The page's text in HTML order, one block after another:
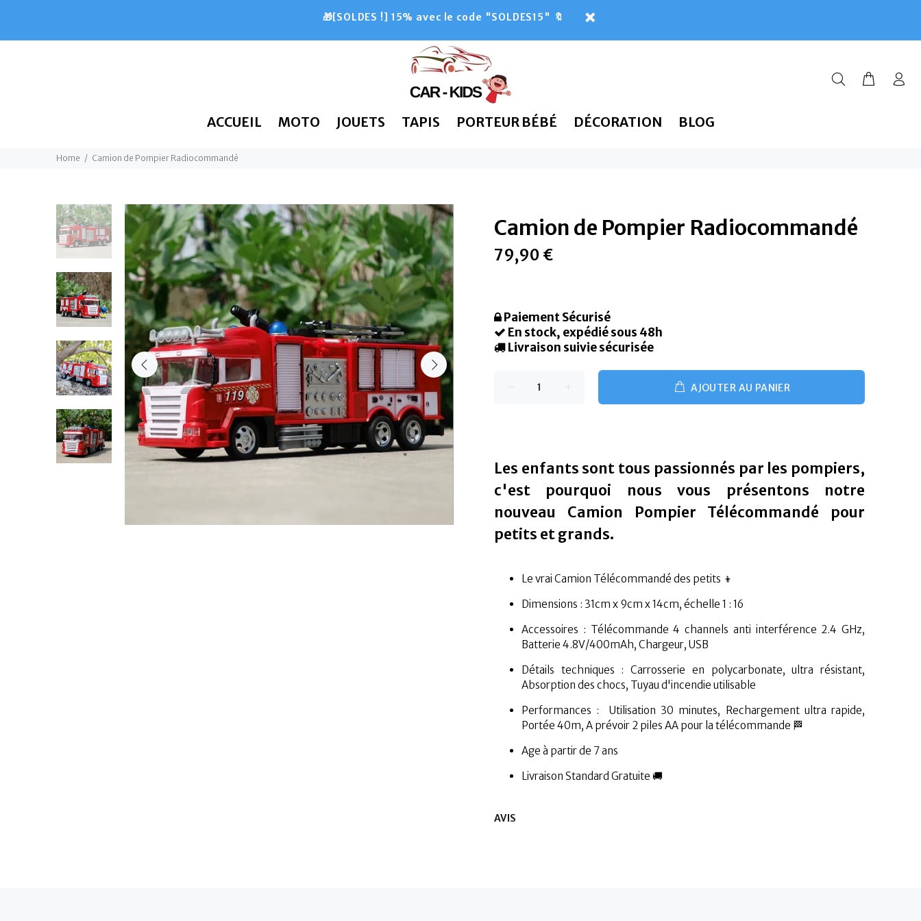
🎁[SOLDES !] 15% avec le code "SOLDES15" 🔖
ACCUEIL MOTO JOUETS TAPIS PORTEUR BÉBÉ DÉCORATION BLOG
Home Camion de Pompier Radiocommandé
Camion de Pompier Radiocommandé
79,90 €
Paiement Sécurisé
En stock, expédié sous 48h
Livraison suivie sécurisée
AJOUTER AU PANIER
Les enfants sont tous passionnés par les pompiers,
c'est pourquoi nous vous présentons notre
nouveau Camion Pompier Télécommandé pour
petits et grands.
Le vrai Camion Télécommandé des petits 👦
Dimensions : 31cm x 9cm x 14cm, échelle 1 : 16
Accessoires : Télécommande 4 channels anti interférence 2.4 GHz,
Batterie 4.8V/400mAh, Chargeur, USB
Détails techniques : Carrosserie en polycarbonate, ultra résistant,
Absorption des chocs, Tuyau d'incendie utilisable
Performances : Utilisation 30 minutes, Rechargement ultra rapide,
Portée 40m, A prévoir 2 piles AA pour la télécommande 🏁
Age à partir de 7 ans
Livraison Standard Gratuite 🚚
AVIS